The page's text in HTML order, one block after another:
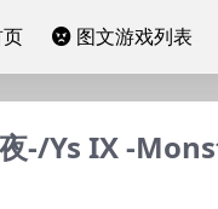
图文游戏列表
-/Ys IX -